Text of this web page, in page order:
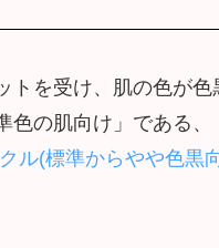
トを受け、肌の色が
色の肌向け」である、
ル(標準からやや色黒